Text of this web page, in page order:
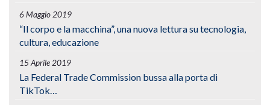
6 Maggio 2019
“Il corpo e la macchina”, una nuova lettura su tecnologia,
cultura, educazione
15 Aprile 2019
La Federal Trade Commission bussa alla porta di
TikTok…